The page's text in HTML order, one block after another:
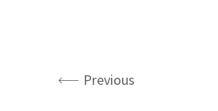
Previous